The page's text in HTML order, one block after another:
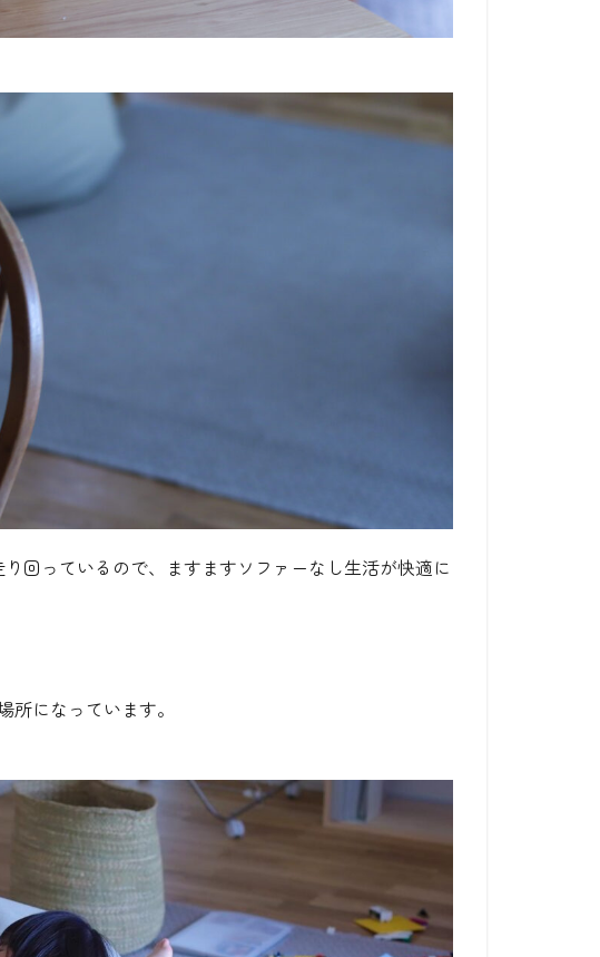
回っているので、ますますソファーなし生活が快適に
になっています。